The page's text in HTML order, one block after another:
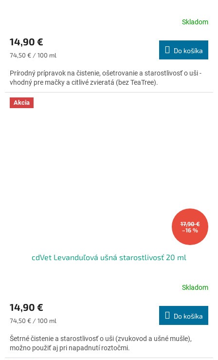
produktu
4,9
z
hviezdičiek.
Skladom
14,90 €
Jednotková
74,50 € / 100 ml
Do košíka
Prírodný prípravok na čistenie, ošetrovanie a starostlivosť o uši -
vhodný pre mačky a citlivé zvieratá (bez TeaTree).
Akcia
17,90 €
–16 %
cdVet Levanduľová ušná starostlivosť 20 ml
produktu
5,0
z
hviezdičiek.
Skladom
14,90 €
Jednotková
74,50 € / 100 ml
Do košíka
Šetrné čistenie a starostlivosť o uši (zvukovod a ušné mušle),
možno použiť aj pri napadnutí roztočmi.